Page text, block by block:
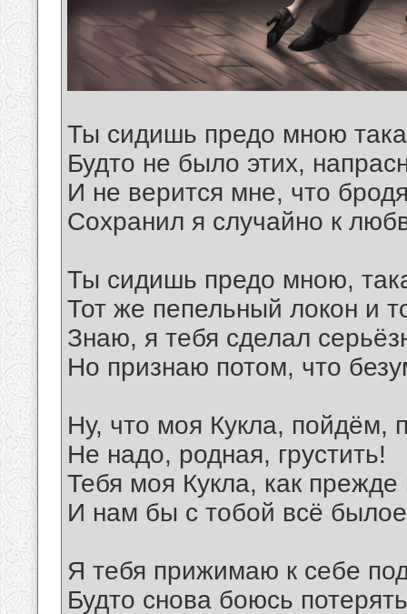
Ты сидишь предо мною
Будто не было этих,
И не верится мне, что
Сохранил я случайно к
Ты сидишь предо мною,
Тот же пепельный локон и
Знаю, я тебя сделал
Но признаю потом, что
Ну, что моя Кукла, пойдём,
Не надо, родная, грустить!
Тебя моя Кукла, как
И нам бы с тобой всё
Я тебя прижимаю к себе
Будто снова боюсь